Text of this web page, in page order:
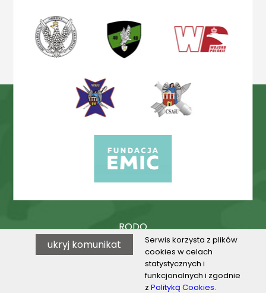
RODO
Procedury
Serwis korzysta z plików
cookies w celach
statystycznych i
funkcjonalnych i zgodnie
z Polityką Cookies.
ukryj komunikat